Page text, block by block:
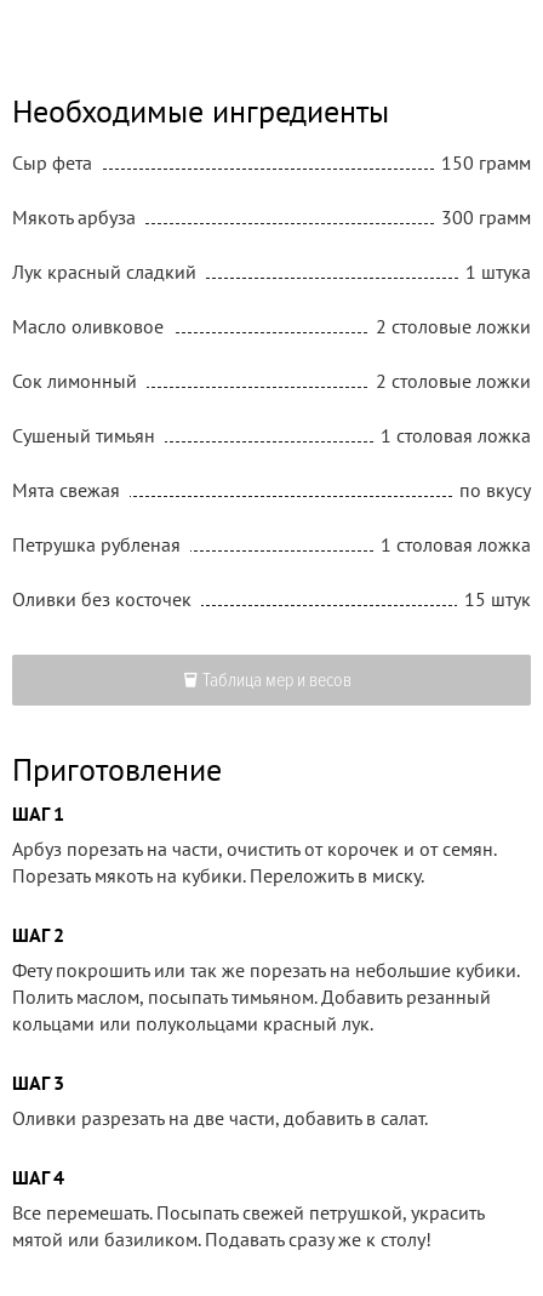
Необходимые ингредиенты
Сыр фета 150 грамм
Мякоть арбуза 300 грамм
Лук красный сладкий 1 штука
Масло оливковое 2 столовые ложки
Сок лимонный 2 столовые ложки
Сушеный тимьян 1 столовая ложка
Мята свежая по вкусу
Петрушка рубленая 1 столовая ложка
Оливки без косточек 15 штук
Таблица мер и весов
Приготовление
ШАГ 1
Арбуз порезать на части, очистить от корочек и от семян.
Порезать мякоть на кубики. Переложить в миску.
ШАГ 2
Фету покрошить или так же порезать на небольшие кубики.
Полить маслом, посыпать тимьяном. Добавить резанный
кольцами или полукольцами красный лук.
ШАГ 3
Оливки разрезать на две части, добавить в салат.
ШАГ 4
Все перемешать. Посыпать свежей петрушкой, украсить
мятой или базиликом. Подавать сразу же к столу!